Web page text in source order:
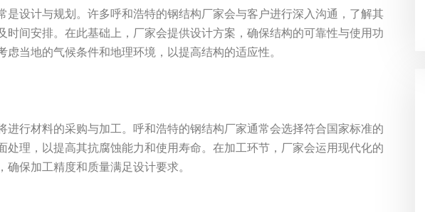
是设计与规划。许多呼和浩特的钢结构厂家会与客户进行深入沟通，了解其
时间安排。在此基础上，厂家会提供设计方案，确保结构的可靠性与使用功
虑当地的气候条件和地理环境，以提高结构的适应性。
进行材料的采购与加工。呼和浩特的钢结构厂家通常会选择符合国家标准的
处理，以提高其抗腐蚀能力和使用寿命。在加工环节，厂家会运用现代化的
保加工精度和质量满足设计要求。